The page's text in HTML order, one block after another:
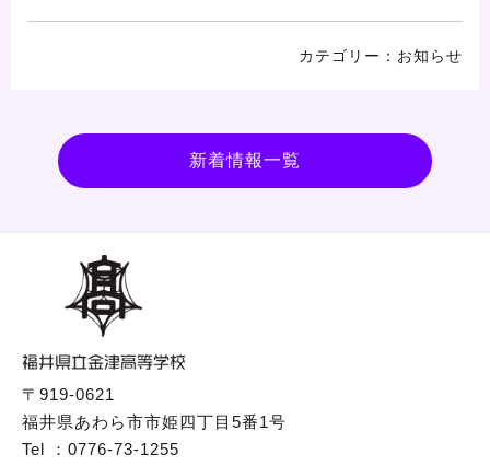
お知らせ
新着情報一覧
〒919-0621
福井県あわら市市姫四丁目5番1号
Tel ：0776-73-1255